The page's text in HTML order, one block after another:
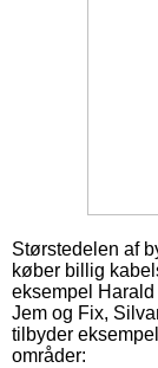
Størstedelen af
køber billig
eksempel
Jem og Fix,
tilbyder
områder: